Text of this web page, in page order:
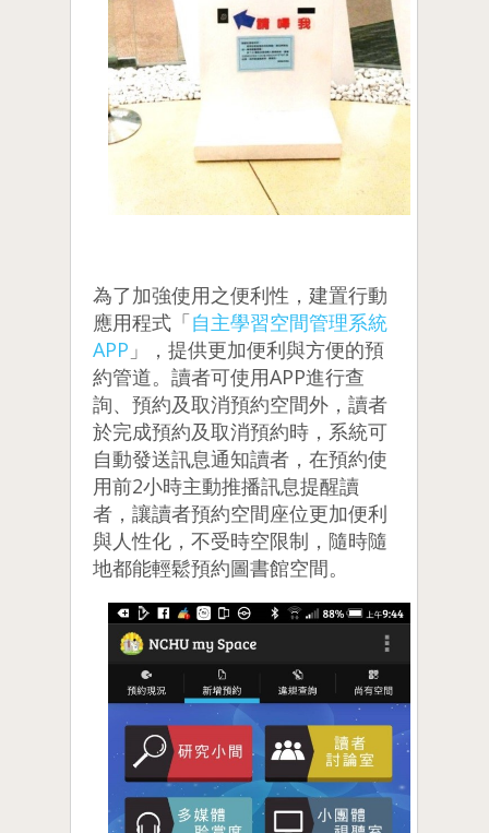
為了加強使用之便利性，建置行動
應用程式「自主學習空間管理系統
APP 」，提供更加便利與方便的預
約管道。讀者可使用APP進行查
詢、預約及取消預約空間外，讀者
於完成預約及取消預約時，系統可
自動發送訊息通知讀者，在預約使
用前2小時主動推播訊息提醒讀
者，讓讀者預約空間座位更加便利
與人性化，不受時空限制，隨時隨
地都能輕鬆預約圖書館空間。